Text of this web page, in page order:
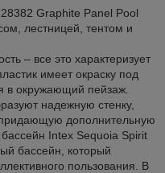
Graphite Panel Pool
лестницей, тентом и
– все это характеризует
имеет окраску под
в окружающий пейзаж.
надежную стенку,
дополнительную
Intex Sequoia Spirit
бассейн, который
пользования. В